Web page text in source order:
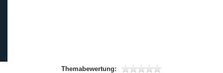
Themabewertung: